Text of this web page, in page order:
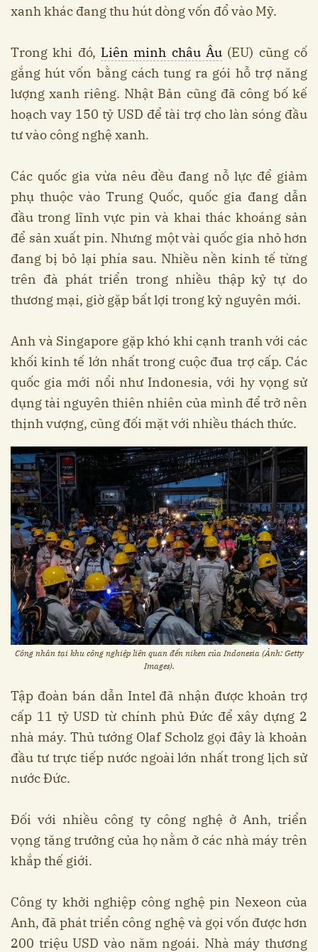
xanh khác đang thu hút dòng vốn đổ vào Mỹ.
Trong khi đó, Liên minh châu Âu (EU) cũng cố
gắng hút vốn bằng cách tung ra gói hỗ trợ năng
lượng xanh riêng. Nhật Bản cũng đã công bố kế
hoạch vay 150 tỷ USD để tài trợ cho làn sóng đầu
tư vào công nghệ xanh.
Các quốc gia vừa nêu đều đang nỗ lực để giảm
phụ thuộc vào Trung Quốc, quốc gia đang dẫn
đầu trong lĩnh vực pin và khai thác khoáng sản
để sản xuất pin. Nhưng một vài quốc gia nhỏ hơn
đang bị bỏ lại phía sau. Nhiều nền kinh tế từng
trên đà phát triển trong nhiều thập kỷ tự do
thương mại, giờ gặp bất lợi trong kỷ nguyên mới.
Anh và Singapore gặp khó khi cạnh tranh với các
khối kinh tế lớn nhất trong cuộc đua trợ cấp. Các
quốc gia mới nổi như Indonesia, với hy vọng sử
dụng tài nguyên thiên nhiên của mình để trở nên
thịnh vượng, cũng đối mặt với nhiều thách thức.
Công nhân tại khu công nghiệp liên quan đến niken của Indonesia (Ảnh: Getty
Images).
Tập đoàn bán dẫn Intel đã nhận được khoản trợ
cấp 11 tỷ USD từ chính phủ Đức để xây dựng 2
nhà máy. Thủ tướng Olaf Scholz gọi đây là khoản
đầu tư trực tiếp nước ngoài lớn nhất trong lịch sử
nước Đức.
Đối với nhiều công ty công nghệ ở Anh, triển
vọng tăng trưởng của họ nằm ở các nhà máy trên
khắp thế giới.
Công ty khởi nghiệp công nghệ pin Nexeon của
Anh, đã phát triển công nghệ và gọi vốn được hơn
200 triệu USD vào năm ngoái. Nhà máy thương